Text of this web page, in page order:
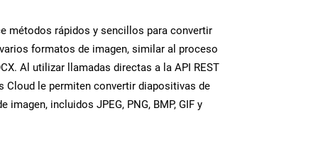
métodos rápidos y sencillos para convertir
formatos de imagen, similar al proceso
Al utilizar llamadas directas a la API REST
Cloud le permiten convertir diapositivas de
incluidos JPEG, PNG, BMP, GIF y